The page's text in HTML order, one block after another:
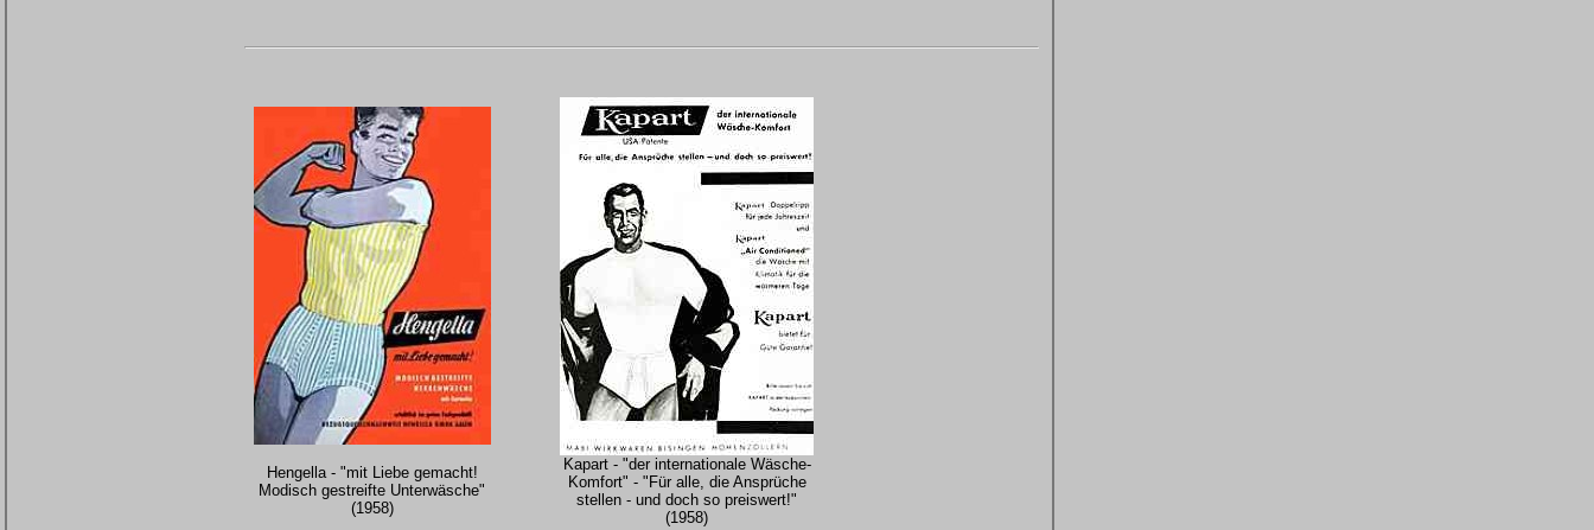
Hengella - "mit Liebe gemacht!
Modisch gestreifte Unterwäsche"
(1958)
Kapart - "der internationale Wäsche-
Komfort" - "Für alle, die Ansprüche
stellen - und doch so preiswert!"
(1958)